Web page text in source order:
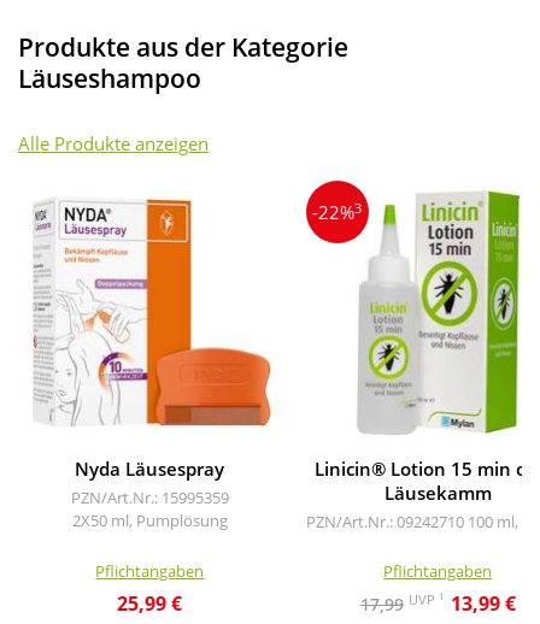
Produkte aus der Kategorie
Läuseshampoo
Alle Produkte anzeigen
Nyda Läusespray
PZN/Art.Nr.: 15995359
2X50 ml, Pumplösung
Pflichtangaben
25,99 €
-22%3
Linicin® Lotion 15 min
Läusekamm
PZN/Art.Nr.: 09242710 100 ml,
Pflichtangaben
17,99 UVP 1 13,99 €